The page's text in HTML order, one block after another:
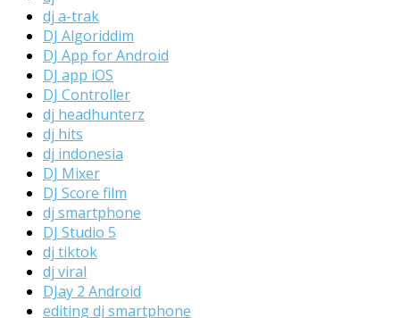
dj a-trak
DJ Algoriddim
DJ App for Android
DJ app iOS
DJ Controller
dj headhunterz
dj hits
dj indonesia
DJ Mixer
DJ Score film
dj smartphone
DJ Studio 5
dj tiktok
dj viral
DJay 2 Android
editing dj smartphone